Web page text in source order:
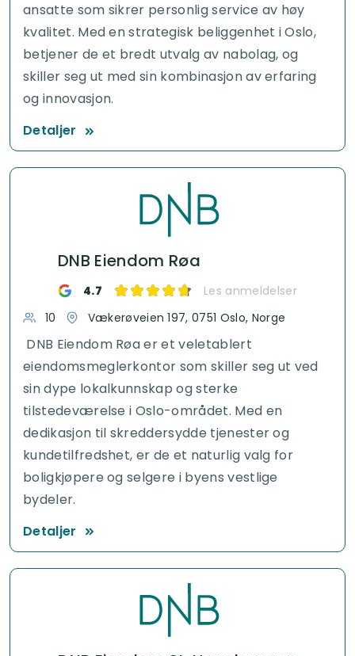
ansatte som sikrer personlig service av høy
kvalitet. Med en strategisk beliggenhet i Oslo,
betjener de et bredt utvalg av nabolag, og
skiller seg ut med sin kombinasjon av erfaring
og innovasjon.
Detaljer
DNB Eiendom Røa
4.7 Les anmeldelser
DNB Eiendom Røa er et veletablert
eiendomsmeglerkontor som skiller seg ut ved
sin dype lokalkunnskap og sterke
tilstedeværelse i Oslo-området. Med en
dedikasjon til skreddersydde tjenester og
kundetilfredshet, er de et naturlig valg for
boligkjøpere og selgere i byens vestlige
bydeler.
10 Vækerøveien 197, 0751 Oslo, Norge
Detaljer